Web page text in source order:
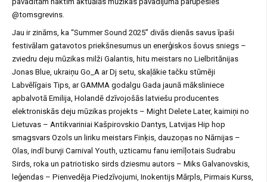
@tomsgrevins.
Jau ir zināms, ka “Summer Sound 2025” divās dienās savus īpaši
festivālam gatavotos priekšnesumus un enerģiskos šovus sniegs –
zviedru deju mūzikas milži Galantis, hitu meistars no Lielbritānijas
Jonas Blue, ukraiņu Go_A ar Dj setu, skaļākie tačku stūmēji
Labvēlīgais Tips, ar GAMMA godalgu Gada jaunā māksliniece
apbalvotā Emilija, Holandē dzīvojošās latviešu producentes
elektroniskās deju mūzikas projekts – Might Delete Later, kaimiņi no
Lietuvas – Antikvariniai Kašpirovskio Dantys, Latvijas Hip hop
smagsvars Ozols un liriku meistars Finķis, dauzoņas no Nārnijas –
Olas, indī burvji Carnival Youth, uzticamu fanu iemīļotais Sudrabu
Sirds, roka un patriotisko sirds dziesmu autors – Miks Galvanovskis,
leģendas – Pienvedēja Piedzīvojumi, Inokentijs Mārpls, Pirmais Kurss,